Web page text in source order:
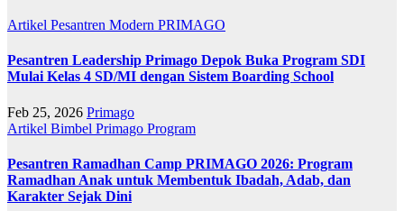
Artikel Pesantren Modern PRIMAGO
Pesantren Leadership Primago Depok Buka Program SDI
Mulai Kelas 4 SD/MI dengan Sistem Boarding School
Feb 25, 2026 Primago
Artikel Bimbel Primago Program
Pesantren Ramadhan Camp PRIMAGO 2026: Program
Ramadhan Anak untuk Membentuk Ibadah, Adab, dan
Karakter Sejak Dini